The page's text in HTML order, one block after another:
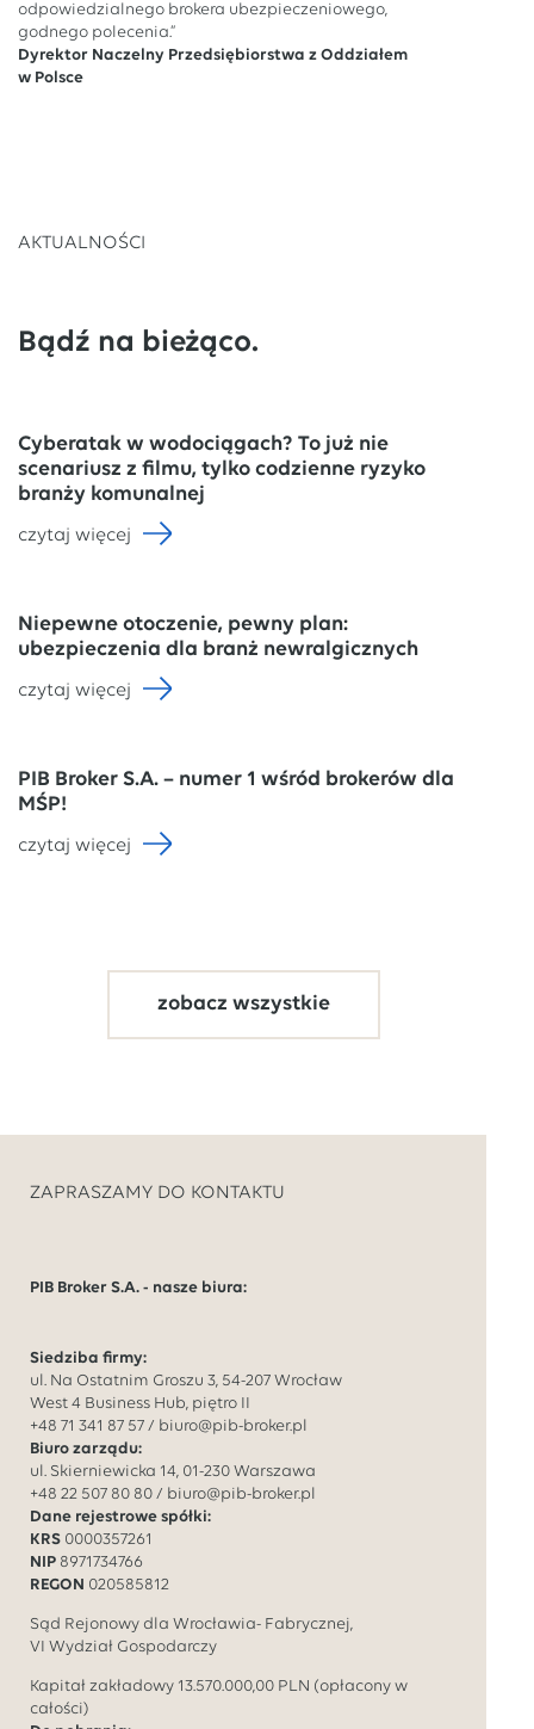
odpowiedzialnego brokera ubezpieczeniowego,
godnego polecenia.”
Dyrektor Naczelny Przedsiębiorstwa z Oddziałem
w Polsce
AKTUALNOŚCI
Bądź na bieżąco.
Cyberatak w wodociągach? To już nie
scenariusz z filmu, tylko codzienne ryzyko
branży komunalnej
czytaj więcej
Niepewne otoczenie, pewny plan:
ubezpieczenia dla branż newralgicznych
czytaj więcej
PIB Broker S.A. – numer 1 wśród brokerów dla
MŚP!
czytaj więcej
zobacz wszystkie
ZAPRASZAMY DO KONTAKTU
PIB Broker S.A. - nasze biura:
Siedziba firmy:
ul. Na Ostatnim Groszu 3, 54-207 Wrocław
West 4 Business Hub, piętro II
+48 71 341 87 57 / biuro@pib-broker.pl
Biuro zarządu:
ul. Skierniewicka 14, 01-230 Warszawa
+48 22 507 80 80 / biuro@pib-broker.pl
Dane rejestrowe spółki:
KRS 0000357261
NIP 8971734766
REGON 020585812
Sąd Rejonowy dla Wrocławia- Fabrycznej,
VI Wydział Gospodarczy
Kapitał zakładowy 13.570.000,00 PLN (opłacony w
całości)